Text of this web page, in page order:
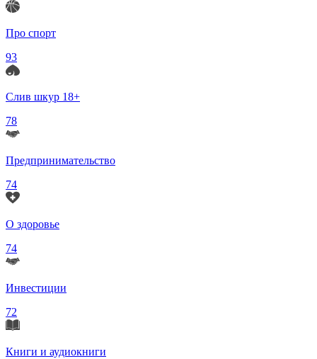
Про спорт
93
Слив шкур 18+
78
Предпринимательство
74
О здоровье
74
Инвестиции
72
Книги и аудиокниги